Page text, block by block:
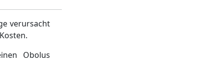
verursacht
Obolus